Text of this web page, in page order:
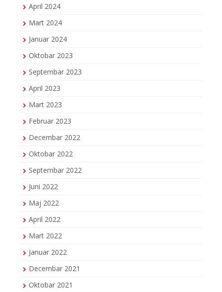
April 2024
Mart 2024
Januar 2024
Oktobar 2023
Septembar 2023
April 2023
Mart 2023
Februar 2023
Decembar 2022
Oktobar 2022
Septembar 2022
Juni 2022
Maj 2022
April 2022
Mart 2022
Januar 2022
Decembar 2021
Oktobar 2021